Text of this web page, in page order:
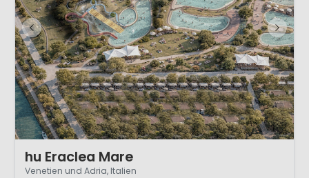
hu Eraclea Mare
Venetien und Adria, Italien